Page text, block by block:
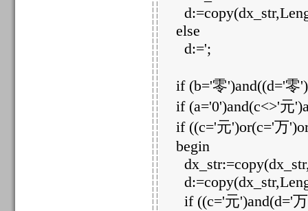
else
d:=';
if (b='零')and((d='零
if (a='0')and(c<>'元
if ((c='元')or(c='万
begin
if ((c='元')and(d='万